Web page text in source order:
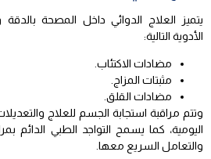
يتميز العلاج الدوائي داخل المصحة بالدقة
الأدوية التالية:
مضادات الاكتئاب.
مثبتات المزاج.
مضادات القلق.
وتتم مراقبة استجابة الجسم للعلاج
اليومية، كما يسمح التواجد الطبي الدائم
والتعامل السريع معها.